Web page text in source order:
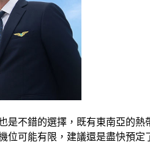
錯的選擇，既有東南亞的熱
位可能有限，建議還是盡快預定